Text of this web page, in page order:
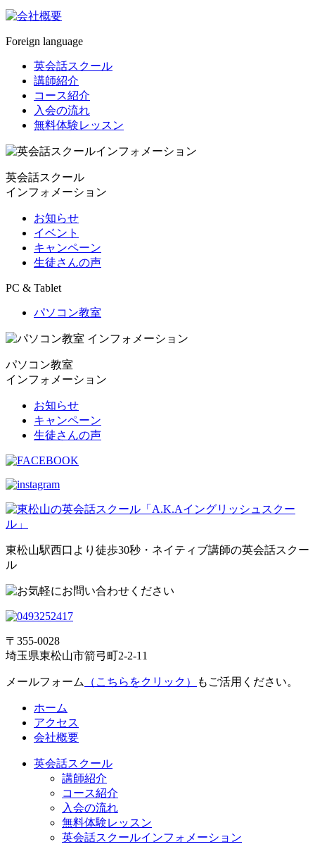
Foreign language
英会話スクール
講師紹介
コース紹介
入会の流れ
無料体験レッスン
英会話スクール
インフォメーション
お知らせ
イベント
キャンペーン
生徒さんの声
PC & Tablet
パソコン教室
パソコン教室
インフォメーション
お知らせ
キャンペーン
生徒さんの声
東松山駅西口より徒歩30秒・ネイティブ講師の英会話スクー
ル
〒355-0028
埼玉県東松山市箭弓町2-2-11
メールフォーム （こちらをクリック） もご活用ください。
ホーム
アクセス
会社概要
英会話スクール
講師紹介
コース紹介
入会の流れ
無料体験レッスン
英会話スクールインフォメーション